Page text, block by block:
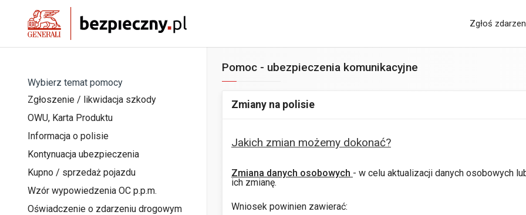
Zgłoś
Wybierz temat pomocy
Zgłoszenie / likwidacja szkody
OWU, Karta Produktu
Informacja o polisie
Kontynuacja ubezpieczenia
Kupno / sprzedaż pojazdu
Wzór wypowiedzenia OC p.p.m.
Oświadczenie o zdarzeniu drogowym
Pomoc - ubezpieczenia komunikacyjne
Zmiany na polisie
Jakich zmian możemy dokonać?
Zmiana danych osobowych - w celu aktualizacji danych osobowych
ich zmianę.
Wniosek powinien zawierać: